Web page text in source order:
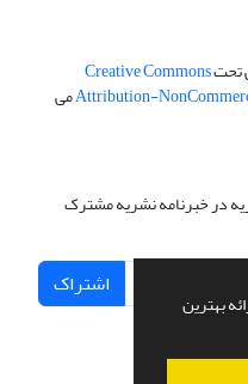
بهترین
تحتCreative Commons
Attribution-می
در خبرنامه نشریه مشترک
اشتراک